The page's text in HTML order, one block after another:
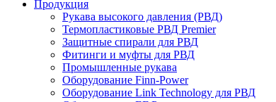
Продукция
Рукава высокого давления (РВД)
Термопластиковые РВД Premier
Защитные спирали для РВД
Фитинги и муфты для РВД
Промышленные рукава
Оборудование Finn-Power
Оборудование Link Technology для РВД